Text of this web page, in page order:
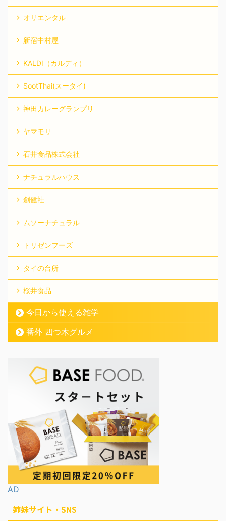
オリエンタル
新宿中村屋
KALDI（カルディ）
SootThai(スータイ)
神田カレーグランプリ
ヤマモリ
石井食品株式会社
ナチュラルハウス
創健社
ムソーナチュラル
トリゼンフーズ
タイの台所
桜井食品
今日から使える雑学
番外 四つ木グルメ
AD
姉妹サイト・SNS